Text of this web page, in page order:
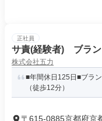
正社員
サ責(経験者) ブラ
株式会社五力
■年間休日125日■ブラ
（徒歩12分）
〒615-0885京都府京